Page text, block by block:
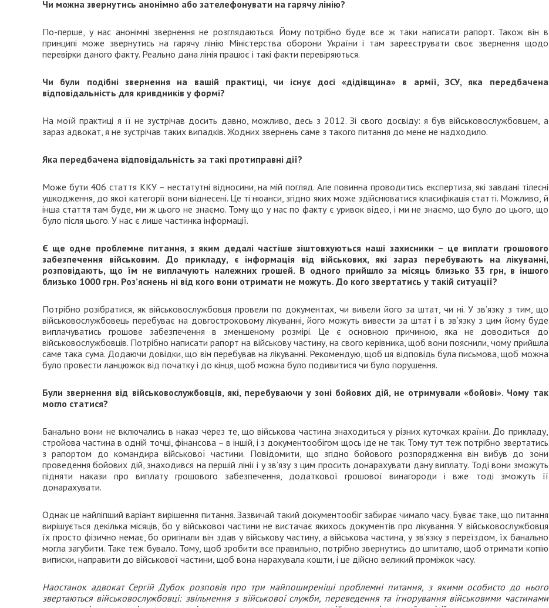
Чи можна звернутись анонімно або зателефонувати на гарячу лінію?
По-перше, у нас анонімні звернення не розглядаються. Йому потрібно буде все ж таки написати рапорт. Також він в
принципі може звернутись на гарячу лінію Міністерства оборони України і там зареєструвати своє звернення щодо
перевірки даного факту. Реально дана лінія працює і такі факти перевіряються.
Чи були подібні звернення на вашій практиці, чи існує досі «дідівщина» в армії, ЗСУ, яка передбачена
відповідальність для кривдників у формі?
На моїй практиці я її не зустрічав досить давно, можливо, десь з 2012. Зі свого досвіду: я був військовослужбовцем, а
зараз адвокат, я не зустрічав таких випадків. Жодних звернень саме з такого питання до мене не надходило.
Яка передбачена відповідальність за такі протиправні дії?
Може бути 406 стаття ККУ – нестатутні відносини, на мій погляд. Але повинна проводитись експертиза, які завдані тілесні
ушкодження, до якої категорії вони віднесені. Це ті нюанси, згідно яких може здійснюватися класифікація статті. Можливо, й
інша стаття там буде, ми ж цього не знаємо. Тому що у нас по факту є уривок відео, і ми не знаємо, що було до цього, що
було після цього. У нас є лише частинка інформації.
Є ще одне проблемне питання, з яким дедалі частіше зіштовхуються наші захисники – це виплати грошового
забезпечення військовим.
До прикладу, є інформація від військових, які зараз перебувають на лікуванні,
розповідають, що їм не виплачують належних грошей. В одного прийшло за місяць близько 33 грн, в іншого
близько 1000 грн. Роз’яснень ні від кого вони отримати не можуть. До кого звертатись у такій ситуації?
Потрібно розібратися, як військовослужбовця провели по документах, чи вивели його за штат, чи ні. У зв’язку з тим, що
військовослужбовець перебуває на довгостроковому лікуванні, його можуть вивести за штат і в зв’язку з цим йому буде
виплачуватись грошове забезпечення в зменшеному розмірі. Це є основною причиною, яка не доводиться до
військовослужбовців. Потрібно написати рапорт на військову частину, на свого керівника, щоб вони пояснили, чому прийшла
саме така сума. Додаючи довідки, що він перебував на лікуванні. Рекомендую, щоб ця відповідь була письмова, щоб можна
було провести ланцюжок від початку і до кінця, щоб можна було подивитися чи було порушення.
Були звернення від військовослужбовців, які, перебуваючи у зоні бойових дій, не отримували «бойові». Чому так
могло статися?
Банально вони не включались в наказ через те, що військова частина знаходиться у різних куточках країни. До прикладу,
стройова частина в одній точці, фінансова – в іншій, і з документообігом щось іде не так. Тому тут теж потрібно звертатись
з рапортом до командира військової частини. Повідомити, що згідно бойового розпорядження він вибув до зони
проведення бойових дій, знаходився на першій лінії і у зв’язу з цим просить донарахувати дану виплату. Тоді вони зможуть
підняти накази про виплату грошового забезпечення, додаткової грошової винагороди і вже тоді зможуть її
донарахувати.
Однак це найліпший варіант вирішення питання. Зазвичай такий документообіг забирає чимало часу. Буває таке, що питання
вирішується декілька місяців, бо у військової частини не вистачає якихось документів про лікування. У військовослужбовця
їх просто фізично немає, бо оригінали він здав у військову частину, а військова частина, у зв’язку з переїздом, їх банально
могла загубити. Таке теж бувало. Тому, щоб зробити все правильно, потрібно звернутись до шпиталю, щоб отримати копію
виписки, направити до військової частини, щоб вона нарахувала кошти, і це дійсно великий проміжок часу.
Наостанок адвокат Сергій Дубок розповів про три найпоширеніші проблемні питання, з якими особисто до нього
звертаються військовослужбовці: звільнення з військової служби, переведення та ігнорування військовими частинами